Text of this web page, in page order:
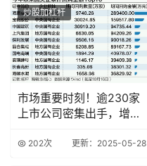
炒股加杠杆
市场重要时刻！逾230家
上市公司密集出手，增持
202次 更新：2025-05-28